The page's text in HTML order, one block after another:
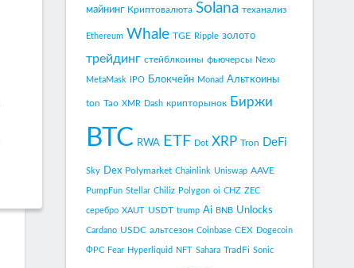
майнинг Криптовалюта Solana теханализ
Ethereum Whale TGE Ripple золото
трейдинг стейблкоины фьючерсы Nexo
MetaMask IPO Блокчейн Monad Альткоины
ton Tao XMR Dash крипторынок Биржи
BTC RWA ETF Dot XRP Tron DeFi
Sky Dex Polymarket Chainlink Uniswap AAVE
PumpFun Stellar Chiliz Polygon oi CHZ ZEC
серебро XAUT USDT trump Ai BNB Unlocks
Cardano USDC альтсезон Coinbase CEX Dogecoin
ФРС Fear Hyperliquid NFT Sahara TradFi Sonic